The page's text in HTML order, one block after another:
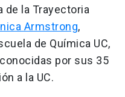
de la Trayectoria
Armstrong,
de Química UC,
por sus 35
a la UC.